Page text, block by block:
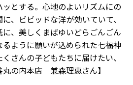
とする。心地のよいリズムにの
、ビビッドな洋が効いていて、
、美しくまばゆいどらごんごん
るように願いが込められた七福神
さんの子どもたちに届けたい、
の内本店 兼森理恵さん】